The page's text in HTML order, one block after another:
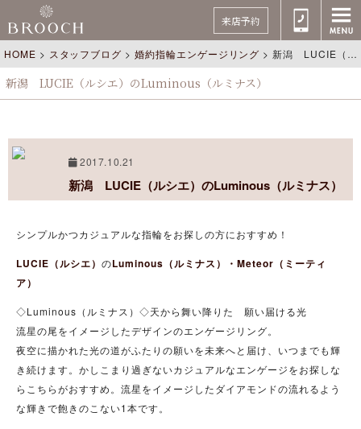
来店予約
HOME > スタッフブログ >婚約指輪エンゲージリング > 新潟 LUCIE（ルシエ）のLuminous（ルミナス）
新潟 LUCIE（ルシエ）のLuminous（ルミナス）
2017.10.21
新潟 LUCIE（ルシエ）のLuminous（ルミナス）
シンプルかつカジュアルな指輪をお探しの方におすすめ！
LUCIE（ルシエ） のLuminous（ルミナス）・Meteor（ミーティ
ア）
◇Luminous（ルミナス）◇天から舞い降りた 願い届ける光
流星の尾をイメージしたデザインのエンゲージリング。
夜空に描かれた光の道がふたりの願いを未来へと届け、いつまでも輝
き続けます。かしこまり過ぎないカジュアルなエンゲージをお探しな
らこちらがおすすめ。流星をイメージしたダイアモンドの流れるよう
な輝きで飽きのこない1本です。